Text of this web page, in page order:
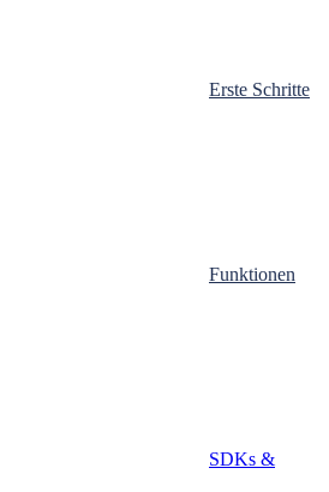
Erste Schritte
Funktionen
SDKs &